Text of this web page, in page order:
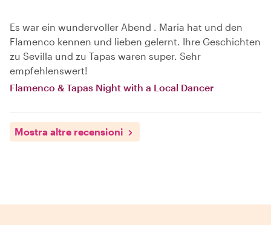
Es war ein wundervoller Abend . Maria hat und den
Flamenco kennen und lieben gelernt. Ihre Geschichten
zu Sevilla und zu Tapas waren super. Sehr
empfehlenswert!
Flamenco & Tapas Night with a Local Dancer
Mostra altre recensioni